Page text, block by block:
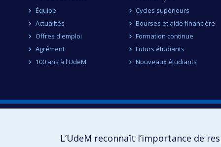
Équipe
Actualités
Offres d'emploi
Agrément
100 ans à l'UdeM
Cycles supérieurs
Bourses et aide financière
Formation continue
Futurs étudiants
Nouveaux étudiants
Local 260-9L’UdeM reconnaît l’importance de